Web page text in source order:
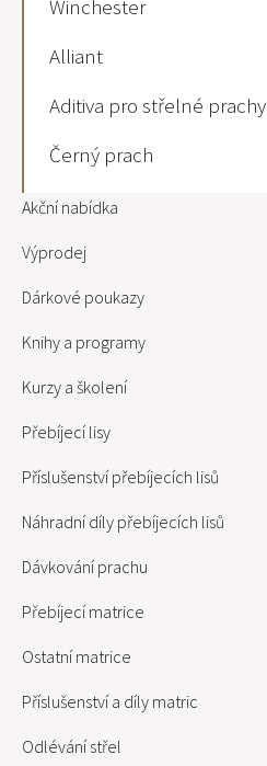
Winchester
Alliant
Aditiva pro střelné prachy
Černý prach
Akční nabídka
Výprodej
Dárkové poukazy
Knihy a programy
Kurzy a školení
Přebíjecí lisy
Příslušenství přebíjecích lisů
Náhradní díly přebíjecích lisů
Dávkování prachu
Přebíjecí matrice
Ostatní matrice
Příslušenství a díly matric
Odlévání střel